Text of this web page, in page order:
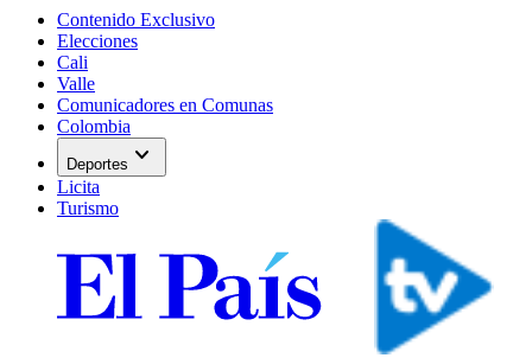
Contenido Exclusivo
Elecciones
Cali
Valle
Comunicadores en Comunas
Colombia
Deportes expand_more
Licita
Turismo